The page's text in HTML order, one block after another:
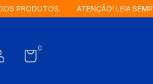
ATENÇÃO! LEIA SEMPRE AS
0